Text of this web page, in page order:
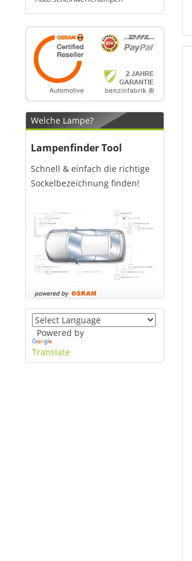
Welche Lampe?
Lampenfinder Tool
Schnell & einfach die richtige
Sockelbezeichnung finden!
Powered by
Translate